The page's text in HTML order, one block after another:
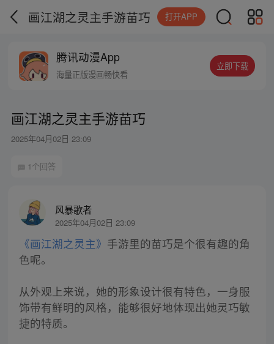
画江湖之灵主手游苗巧 打开APP
腾讯动漫App
海量正版漫画畅快看
立即下载
画江湖之灵主手游苗巧
2025年04月02日 23:09
1个回答
风暴歌者
2025年04月02日 23:09
《画江湖之灵主》 手游里的苗巧是个很有趣的角
色呢。
从外观上来说，她的形象设计很有特色，一身服
饰带有鲜明的风格，能够很好地体现出她灵巧敏
捷的特质。